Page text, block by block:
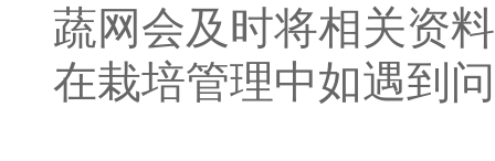
蔬网会及时将相关资
在栽培管理中如遇到